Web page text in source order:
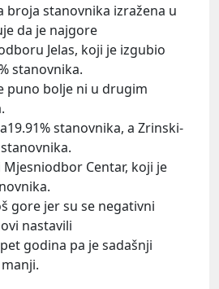
broja stanovnika izražena u
da je najgore
Jelas, koji je izgubio
stanovnika.
puno bolje ni u drugim
stanovnika, a Zrinski-
Centar, koji je
gore jer su se negativni
nastavili
godina pa je sadašnji